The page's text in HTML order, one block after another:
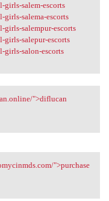
salem-escorts
salema-escorts
salempur-escorts
salepur-escorts
salon-escorts
">diflucan
">purchase